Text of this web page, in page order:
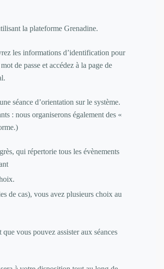
la plateforme Grenadine.
les informations d’identification pour
de passe et accédez à la page de
séance d’orientation sur le système.
: nous organiserons également des «
qui répertorie tous les évènements
de cas), vous avez plusieurs choix au
vous pouvez assister aux séances